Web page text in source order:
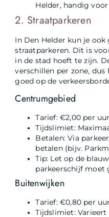
Helder, handig voor
2. Straatparkeren
In Den Helder kun je
straatparkeren. Dit is
in de stad hoeft te zijn.
verschillen per zone,
goed op de
Centrumgebied
Tarief: €2,00 per uur
Tijdslimiet:
Betalen: Via
betalen (bijv.
Tip: Let op de
parkeerschijf moet
Buitenwijken
Tarief: €0,80 per uur
Tijdslimiet: Varieert